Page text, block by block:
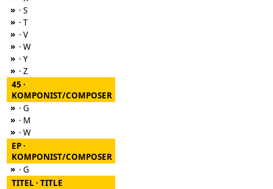
» · S
» · T
» · V
» · W
» · Y
» · Z
45 ·
KOMPONIST/COMPOSER
» · G
» · M
» · W
EP ·
KOMPONIST/COMPOSER
» · G
TITEL · TITLE